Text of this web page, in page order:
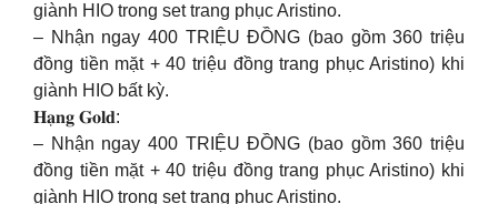
giành HIO trong set trang phục Aristino.
– Nhận ngay 400 TRIỆU ĐỒNG (bao gồm 360 triệu
đồng tiền mặt + 40 triệu đồng trang phục Aristino) khi
giành HIO bất kỳ.
𝐇𝐚̣𝐧𝐠 𝐆𝐨𝐥𝐝:
– Nhận ngay 400 TRIỆU ĐỒNG (bao gồm 360 triệu
đồng tiền mặt + 40 triệu đồng trang phục Aristino) khi
giành HIO trong set trang phục Aristino.